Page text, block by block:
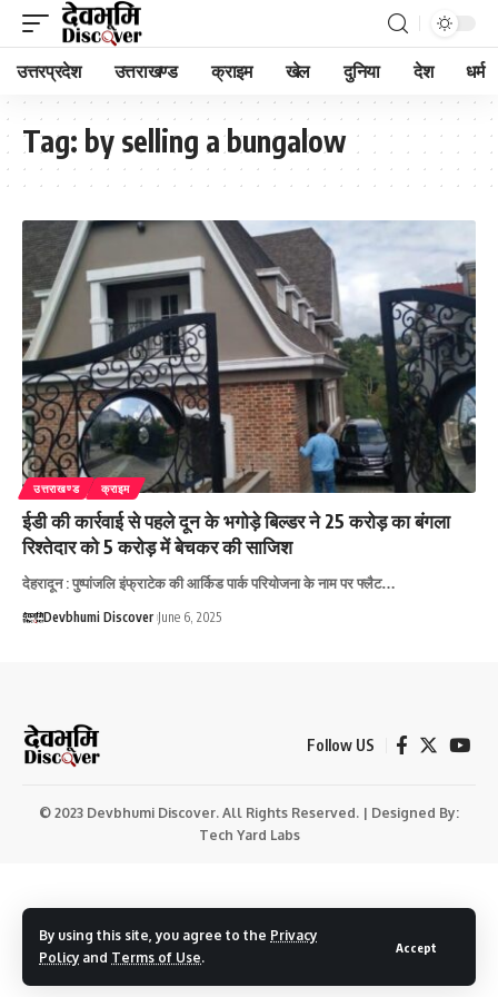
By using this site, you agree to the Privacy
Policy and Terms of Use.
Accept
उत्तरप्रदेश उत्तराखण्ड क्राइम खेल दुनिया देश धर्म
Tag: by selling a bungalow
उत्तराखण्ड क्राइम
ईडी की कार्रवाई से पहले दून के भगोड़े बिल्डर ने 25 करोड़ का बंगला
रिश्तेदार को 5 करोड़ में बेचकर की साजिश
देहरादून : पुष्पांजलि इंफ्राटेक की आर्किड पार्क परियोजना के नाम पर फ्लैट…
Devbhumi Discover June 6, 2025
Follow US
© 2023 Devbhumi Discover. All Rights Reserved. | Designed By:
Tech Yard Labs